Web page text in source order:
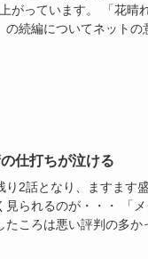
がっています。 「花晴れ
の続編についてネットの
仕打ちが泣ける
2話となり、ますます
見られるのが・・・ 「
たころは悪い評判の多か